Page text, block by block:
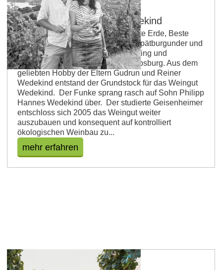
Ökologisches Weingut Wedekind
Weingut Wedekind im Aufwind: Rote Erde, Beste
Lagen und viel Grün für Riesling, Spätburgunder und
PIWI Es begann mit 1 Hektar Riesling und
Spätburgunder in Nierstein-Schwabsburg. Aus dem
geliebten Hobby der Eltern Gudrun und Reiner
Wedekind entstand der Grundstock für das Weingut
Wedekind. Der Funke sprang rasch auf Sohn Philipp
Hannes Wedekind über. Der studierte Geisenheimer
entschloss sich 2005 das Weingut weiter
auszubauen und konsequent auf kontrolliert
ökologischen Weinbau zu...
mehr erfahren